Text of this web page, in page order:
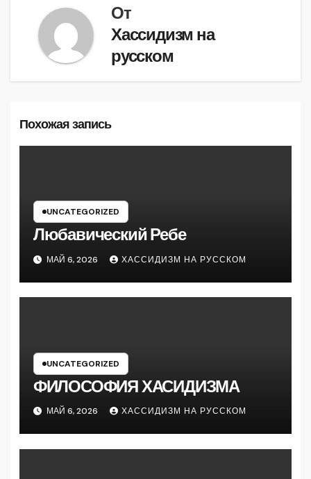
От
Хассидизм на
русском
Похожая запись
UNCATEGORIZED
Любавический Ребе
МАЙ 6, 2026 ХАССИДИЗМ НА РУССКОМ
UNCATEGORIZED
ФИЛОСОФИЯ ХАСИДИЗМА
МАЙ 6, 2026 ХАССИДИЗМ НА РУССКОМ